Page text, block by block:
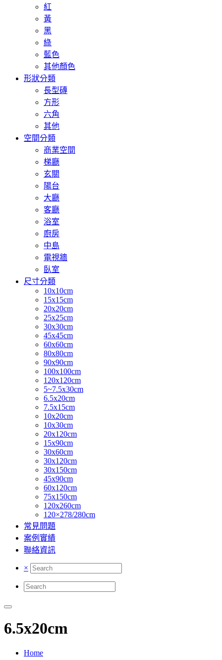
紅
黃
黑
綠
藍色
其他顏色
形狀分類
長型磚
方形
六角
其他
空間分類
商業空間
梯廳
玄關
陽台
大廳
客廳
浴室
廚房
中島
電視牆
臥室
尺寸分類
10x10cm
15x15cm
20x20cm
25x25cm
30x30cm
45x45cm
60x60cm
80x80cm
90x90cm
100x100cm
120x120cm
5~7.5x30cm
6.5x20cm
7.5x15cm
10x20cm
10x30cm
20x120cm
15x90cm
30x60cm
30x120cm
30x150cm
45x90cm
60x120cm
75x150cm
120x260cm
120×278/280cm
常見問題
案例實績
聯絡資訊
×
6.5x20cm
Home